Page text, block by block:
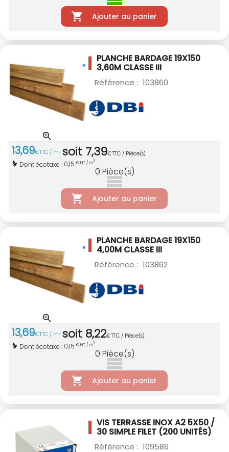
Ajouter au panier
PLANCHE BARDAGE 19X150
3,60M CLASSE III
Référence : 103860
13,69€TTC / m2 soit 7,39€TTC / Pièce(s)
Dont écotaxe : 0,15 € HT / m2
0 Pièce(s)
Ajouter au panier
PLANCHE BARDAGE 19X150
4,00M CLASSE III
Référence : 103862
13,69€TTC / m2 soit 8,22€TTC / Pièce(s)
Dont écotaxe : 0,15 € HT / m2
0 Pièce(s)
Ajouter au panier
VIS TERRASSE INOX A2 5X50 /
30 SIMPLE FILET (200 UNITÉS)
Référence : 109586